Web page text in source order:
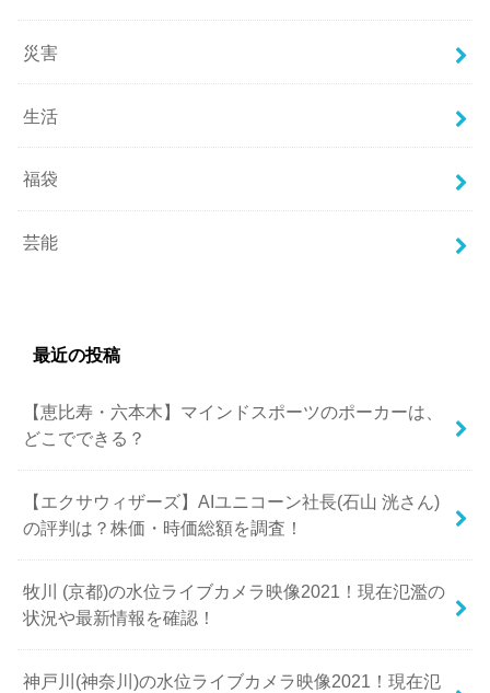
災害
生活
福袋
芸能
最近の投稿
【恵比寿・六本木】マインドスポーツのポーカーは、
どこでできる？
【エクサウィザーズ】AIユニコーン社長(石山 洸さん)
の評判は？株価・時価総額を調査！
牧川 (京都)の水位ライブカメラ映像2021！現在氾濫の
状況や最新情報を確認！
神戸川(神奈川)の水位ライブカメラ映像2021！現在氾